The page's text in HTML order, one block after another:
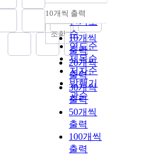
순
인기도
순
연도순
제목순
저자순
발행기
관순
내림차순
10개씩 출력
10개씩
출력
20개씩
출력
30개씩
출력
50개씩
출력
100개씩
출력
조회